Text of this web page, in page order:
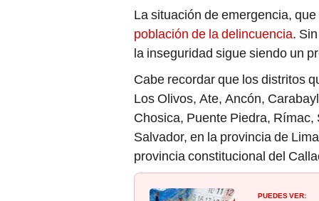
La situación de emergencia,
población de la delincuencia.
la inseguridad sigue siendo un
Cabe recordar que los distritos
Los Olivos, Ate, Ancón,
Chosica, Puente Piedra,
Salvador, en la provincia de
provincia constitucional del
PUEDES VER: